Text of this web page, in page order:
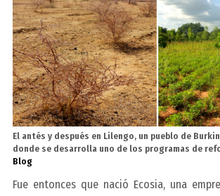
El antés y después en Lilengo, un pueblo de
donde se desarrolla uno de los programas de
Blog
Fue entonces que nació Ecosia, una